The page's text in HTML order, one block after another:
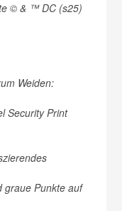
© & ™ DC (s25)
Weiden:
Security Print
graue Punkte auf